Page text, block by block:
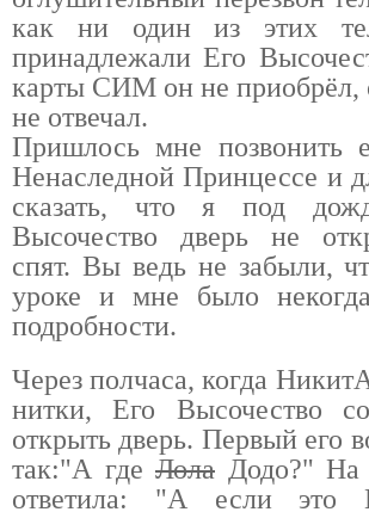
как ни один из этих
принадлежали Его
карты СИМ он не приобрёл,
не отвечал.
Пришлось мне позвонить
Ненаследной Принцессе и
сказать, что я под
Высочество дверь не
спят. Вы ведь не забыли,
уроке и мне было
подробности.
Через полчаса, когда
нитки, Его Высочество
открыть дверь. Первый его
так:"А где Лола Додо?" На
ответила: "А если это